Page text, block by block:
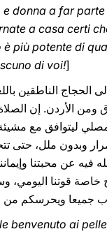
donna a far
a casa certi
più potente di
di voi!]
الحجاج الناطقين
ومن الأردن. إن
ليتوافق مع مشيئة
وبدون ‏ملل،‏ حتى
فيه عن محبتنا
خاصة قوتنا اليومي،
جميعا ويحرسكم من
benvenuto ai